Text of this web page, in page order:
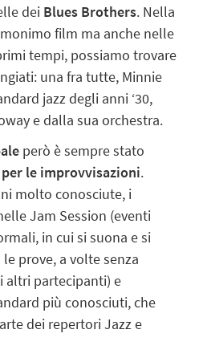
dei Blues Brothers. Nella
film ma anche nelle
tempi, possiamo trovare
una fra tutte, Minnie
jazz degli anni ‘30,
e dalla sua orchestra.
però è sempre stato
per le improvvisazioni.
molto conosciute, i
Jam Session (eventi
in cui si suona e si
prove, a volte senza
altri partecipanti) e
più conosciuti, che
dei repertori Jazz e